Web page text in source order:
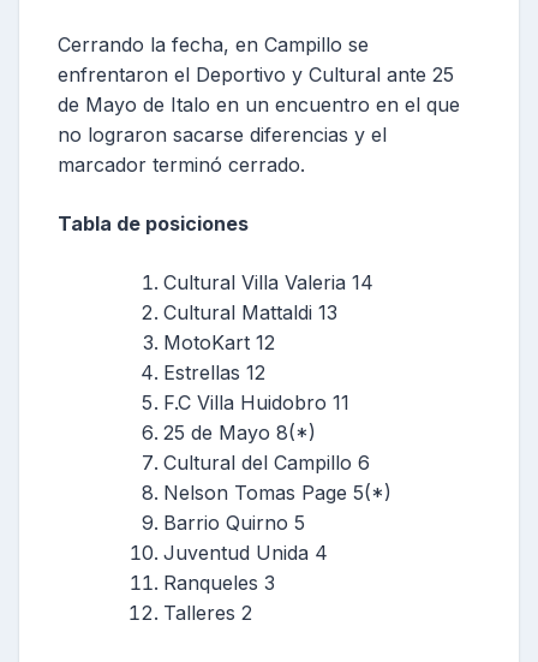
Cerrando la fecha, en Campillo se
enfrentaron el Deportivo y Cultural ante 25
de Mayo de Italo en un encuentro en el que
no lograron sacarse diferencias y el
marcador terminó cerrado.
Tabla de posiciones
Cultural Villa Valeria 14
Cultural Mattaldi 13
MotoKart 12
Estrellas 12
F.C Villa Huidobro 11
25 de Mayo 8(*)
Cultural del Campillo 6
Nelson Tomas Page 5(*)
Barrio Quirno 5
Juventud Unida 4
Ranqueles 3
Talleres 2